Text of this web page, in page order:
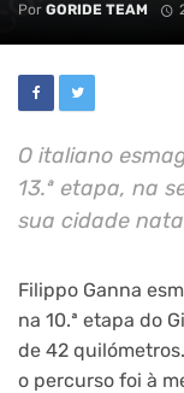
Por GORIDE TEAM
O italiano
13.ª etapa, na
sua cidade
Filippo Ganna
na 10.ª etapa do
de 42
o percurso foi à